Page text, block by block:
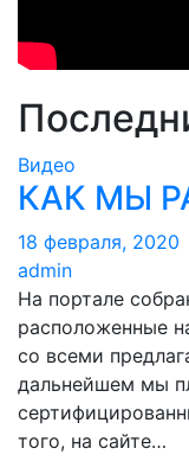
Видео
КАК МЫ
18 февраля, 2020
admin
На портале
расположенные
со всеми
дальнейшем мы
того, на сайте…